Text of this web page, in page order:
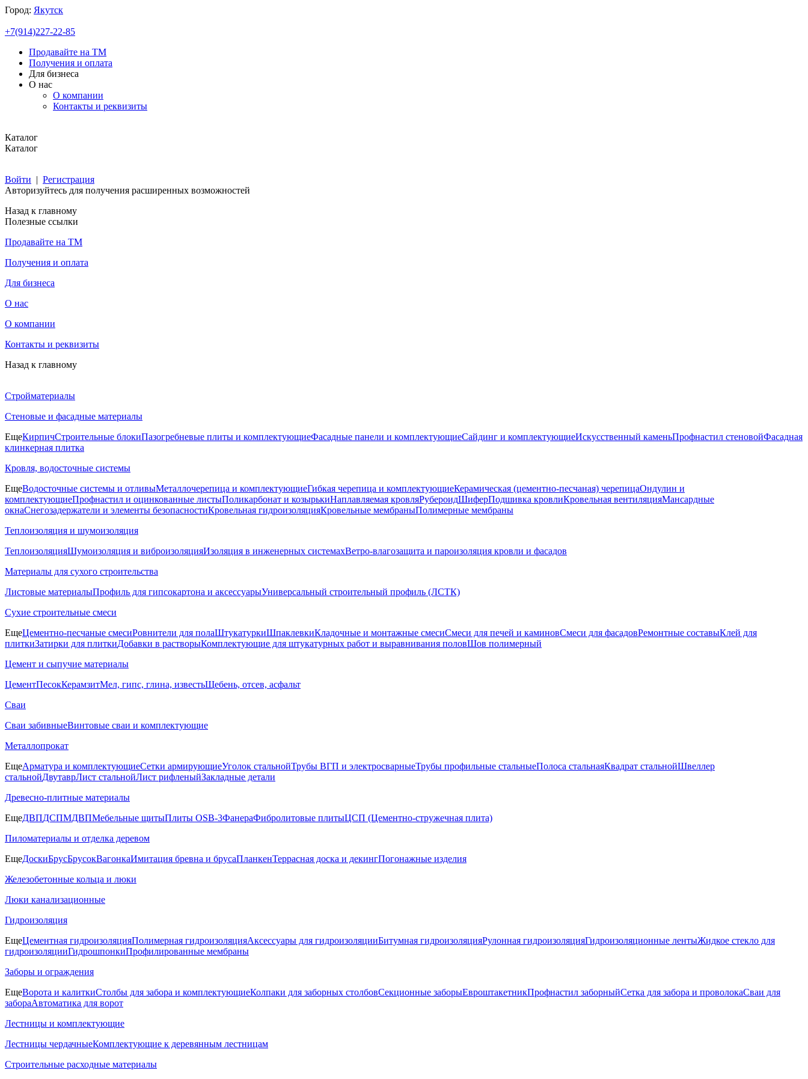
Город: Якутск
+7(914)227-22-85
Продавайте на ТМ
Получения и оплата
Для бизнеса
О нас
О компании
Контакты и реквизиты
Каталог
Каталог
Войти | Регистрация
Авторизуйтесь для получения расширенных возможностей
Назад к главному
Полезные ссылки
Продавайте на ТМ
Получения и оплата
Для бизнеса
О нас
О компании
Контакты и реквизиты
Назад к главному
Стройматериалы
Стеновые и фасадные материалы
ЕщеКирпичСтроительные блокиПазогребневые плиты и комплектующиеФасадные панели и комплектующиеСайдинг и комплектующиеИскусственный каменьПрофнастил стеновойФасадная
клинкерная плитка
Кровля, водосточные системы
ЕщеВодосточные системы и отливыМеталлочерепица и комплектующиеГибкая черепица и комплектующиеКерамическая (цементно-песчаная) черепицаОндулин и
комплектующиеПрофнастил и оцинкованные листыПоликарбонат и козырькиНаплавляемая кровляРубероидШиферПодшивка кровлиКровельная вентиляцияМансардные
окнаСнегозадержатели и элементы безопасностиКровельная гидроизоляцияКровельные мембраныПолимерные мембраны
Теплоизоляция и шумоизоляция
ТеплоизоляцияШумоизоляция и виброизоляцияИзоляция в инженерных системахВетро-влагозащита и пароизоляция кровли и фасадов
Материалы для сухого строительства
Листовые материалыПрофиль для гипсокартона и аксессуарыУниверсальный строительный профиль (ЛСТК)
Сухие строительные смеси
ЕщеЦементно-песчаные смесиРовнители для полаШтукатуркиШпаклевкиКладочные и монтажные смесиСмеси для печей и каминовСмеси для фасадовРемонтные составыКлей для
плиткиЗатирки для плиткиДобавки в растворыКомплектующие для штукатурных работ и выравнивания половШов полимерный
Цемент и сыпучие материалы
ЦементПесокКерамзитМел, гипс, глина, известьЩебень, отсев, асфальт
Сваи
Сваи забивныеВинтовые сваи и комплектующие
Металлопрокат
ЕщеАрматура и комплектующиеСетки армирующиеУголок стальнойТрубы ВГП и электросварныеТрубы профильные стальныеПолоса стальнаяКвадрат стальнойШвеллер
стальнойДвутаврЛист стальнойЛист рифленыйЗакладные детали
Древесно-плитные материалы
ЕщеДВПДСПМДВПМебельные щитыПлиты OSB-3ФанераФибролитовые плитыЦСП (Цементно-стружечная плита)
Пиломатериалы и отделка деревом
ЕщеДоскиБрусБрусокВагонкаИмитация бревна и брусаПланкенТеррасная доска и декингПогонажные изделия
Железобетонные кольца и люки
Люки канализационные
Гидроизоляция
ЕщеЦементная гидроизоляцияПолимерная гидроизоляцияАксессуары для гидроизоляцииБитумная гидроизоляцияРулонная гидроизоляцияГидроизоляционные лентыЖидкое стекло для
гидроизоляцииГидрошпонкиПрофилированные мембраны
Заборы и ограждения
ЕщеВорота и калиткиСтолбы для забора и комплектующиеКолпаки для заборных столбовСекционные заборыЕвроштакетникПрофнастил заборныйСетка для забора и проволокаСваи для
забораАвтоматика для ворот
Лестницы и комплектующие
Лестницы чердачныеКомплектующие к деревянным лестницам
Строительные расходные материалы